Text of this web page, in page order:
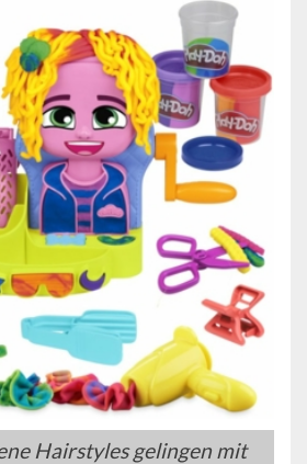
Hairstyles gelingen mit